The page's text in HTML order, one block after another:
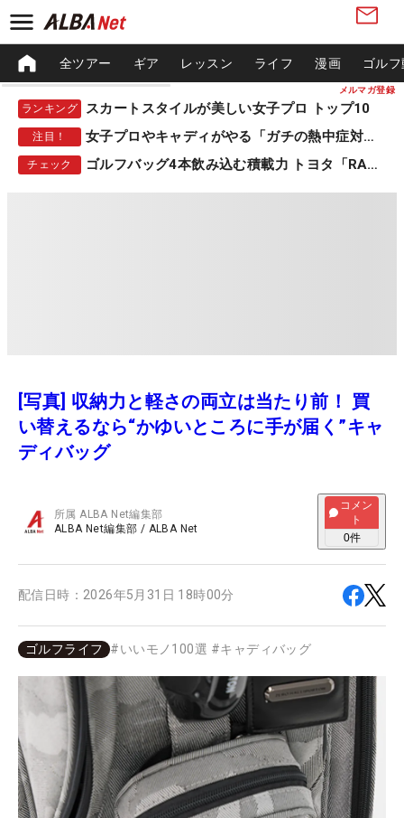
メルマガ登録
全ツアー ギア レッスン ライフ 漫画 ゴル
ランキング スカートスタイルが美しい女子プロ トップ10
注目！ 女子プロやキャディがやる「ガチの熱中症対策」
チェック ゴルフバッグ4本飲み込む積載力 トヨタ「RAV4」
[写真] 収納力と軽さの両立は当たり前！ 買
い替えるなら“かゆいところに手が届く”キャ
ディバッグ
所属ALBA Net編集部
ALBA Net編集部 / ALBA Net
コメン
ト
0件
配信日時： 2026年5月31日 18時00分
ゴルフライフ #いいモノ100選 #キャディバッグ